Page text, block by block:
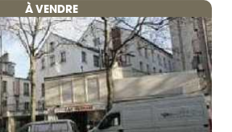
À VENDRE